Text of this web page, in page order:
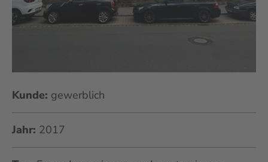
Kunde: gewerblich
Jahr: 2017